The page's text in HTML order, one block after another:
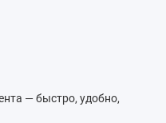
— быстро, удобно,